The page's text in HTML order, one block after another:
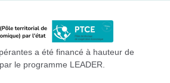
a été financé à hauteur de
le programme LEADER.